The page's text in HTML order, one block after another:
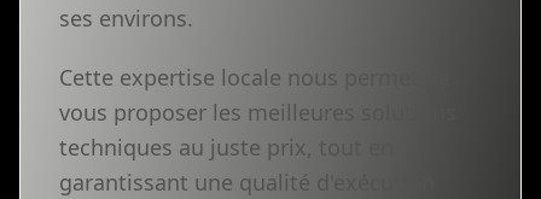
ses environs.
Cette expertise locale nous permet de
vous proposer les meilleures solutions
techniques au juste prix, tout en
garantissant une qualité d'exécution